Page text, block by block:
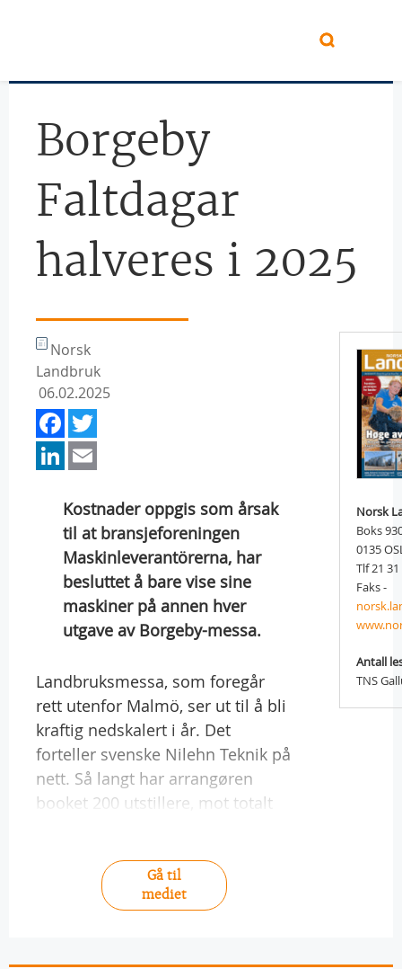
Borgeby
Faltdagar
halveres i 2025
Norsk
Landbruk
06.02.2025
Facebook
LinkedIn
Kostnader oppgis som årsak
til at bransjeforeningen
Maskinleverantörerna, har
besluttet å bare vise sine
maskiner på annen hver
utgave av Borgeby-messa.
Landbruksmessa, som foregår
rett utenfor Malmö, ser ut til å bli
kraftig nedskalert i år. Det
forteller svenske Nilehn Teknik på
nett. Så langt har arrangøren
booket 200 utstillere, mot totalt
Gå til
mediet
Norsk
Boks
0135
Tlf 21
Faks -
Antall
TNS